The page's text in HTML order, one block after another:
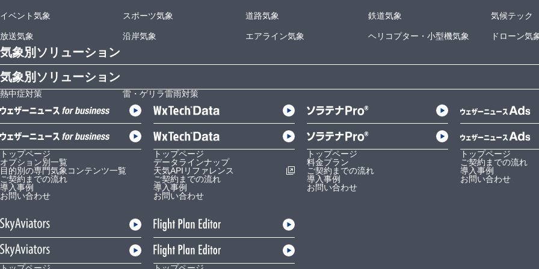
イベント気象 スポーツ気象 道路気象 鉄道気象 気候テック
放送気象 沿岸気象 エアライン気象 ヘリコプター・小型機気象 ドローン気
気象別ソリューション
気象別ソリューション
熱中症対策 雷・ゲリラ雷雨対策
トップページ
オプション別一覧
目的別の専門気象コンテンツ一覧
ご契約までの流れ
導入事例
お問い合わせ
トップページ
データラインナップ
天気APIリファレンス
ご契約までの流れ
導入事例
お問い合わせ
トップページ
料金プラン
ご契約までの流れ
導入事例
お問い合わせ
トップページ
ご契約までの流れ
導入事例
お問い合わせ